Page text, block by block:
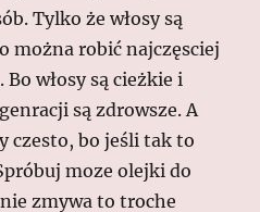
Tylko że włosy są
można robić najczęsciej
włosy są cieżkie i
są zdrowsze. A
czesto, bo jeśli tak to
moze olejki do
zmywa to troche